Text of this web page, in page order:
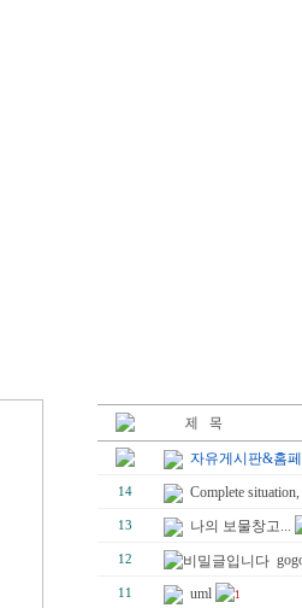
자유게시판&홈
14 Complete situation,
13 나의 보물창고...
12
11 uml 1